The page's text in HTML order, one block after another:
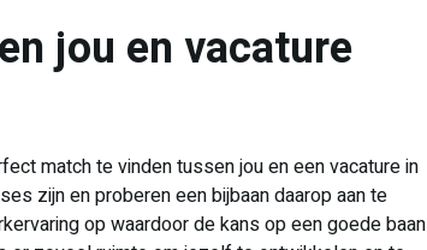
jou en vacature
match te vinden tussen jou en een vacature in
zijn en proberen een bijbaan daarop aan te
op waardoor de kans op een goede baan